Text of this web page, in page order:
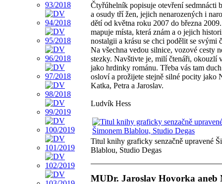
Čtyřúhelník popisuje otevření sedmnácti
a osudy tří žen, jejich nenarozených i
dětí od května roku 2007 do března
mapuje místa, která znám a o jejich
nostalgii a krásu se chci podělit se svými
Na všechna vedou silnice, vozové cesty
stezky. Navštivte je, milí čtenáři, okouzlí
jako hrdinky románu. Třeba vás tam
osloví a prožijete stejně silné pocity jako
Katka, Petra a Jaroslav.
Ludvík Hess
Titul knihy graficky senzačně upravené
Blablou, Studio Degas
MUDr. Jaroslav Hovorka aneb